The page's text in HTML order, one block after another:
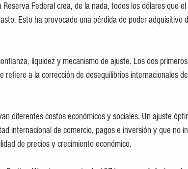
Federal crea, de la nada, todos los dólares que
Esto ha provocado una pérdida de poder adquisitivo
liquidez y mecanismo de ajuste. Los dos
refiere a la corrección de desequilibrios internacionales
diferentes costos económicos y sociales. Un ajuste
internacional de comercio, pagos e inversión y que no
de precios y crecimiento económico.